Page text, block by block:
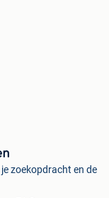
zoekopdracht en de